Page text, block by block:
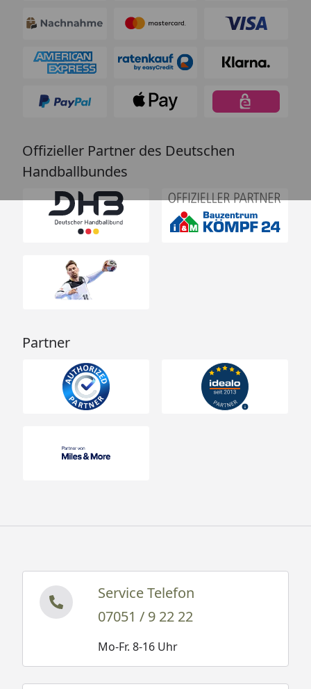
Offizieller Partner des Deutschen
Handballbundes
Partner
Service Telefon
07051 / 9 22 22
Mo-Fr. 8-16 Uhr